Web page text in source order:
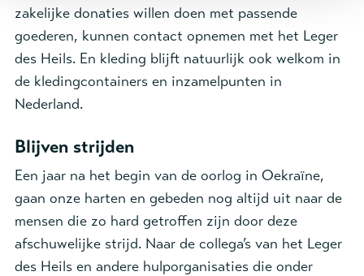
zakelijke donaties willen doen met passende
goederen, kunnen contact opnemen met het Leger
des Heils. En kleding blijft natuurlijk ook welkom in
de kledingcontainers en inzamelpunten in
Nederland.
Blijven strijden
Een jaar na het begin van de oorlog in Oekraïne,
gaan onze harten en gebeden nog altijd uit naar de
mensen die zo hard getroffen zijn door deze
afschuwelijke strijd. Naar de collega’s van het Leger
des Heils en andere hulporganisaties die onder